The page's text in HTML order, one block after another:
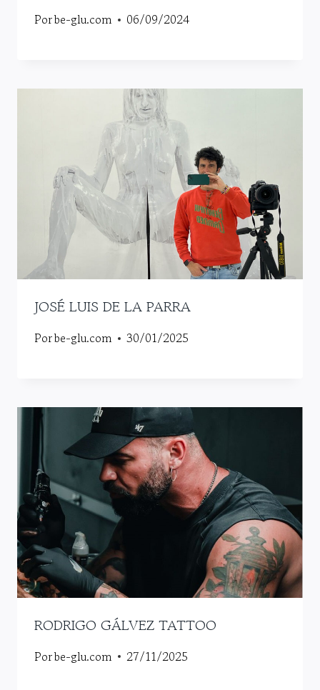
Porbe-glu.com 06/09/2024
JOSÉ LUIS DE LA PARRA
Porbe-glu.com 30/01/2025
RODRIGO GÁLVEZ TATTOO
Porbe-glu.com 27/11/2025